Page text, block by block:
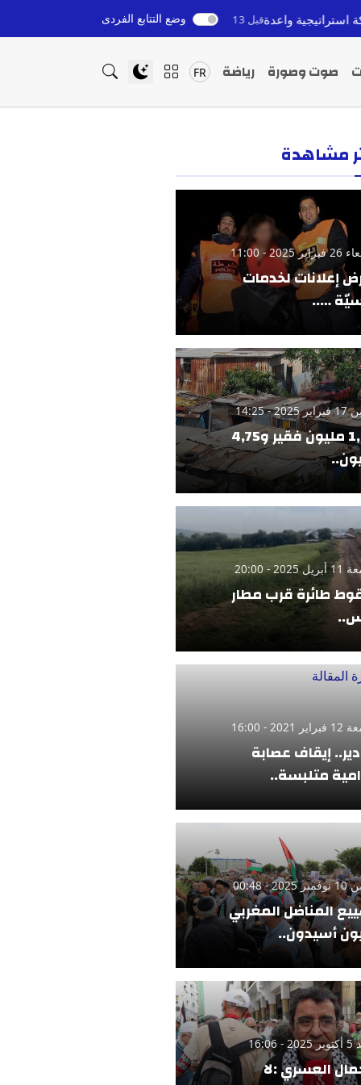
13 ساعة تزكية طارق القادري في برشيد: تحول سياسي يعيد ترتيب
وضع التتابع الفردى
صوت وصورة رياضة FR
مشاهدة
2025 - 11:00
إعلانات لخدمات
…..
- 14:25
1,42 مليون فقير و4,75
- 20:00
طائرة قرب مطار
- 16:00
إيقاف عصابة
متلبسة..
- 00:48
المناضل المغربي
أسيدون..
16:06
العسري :لا